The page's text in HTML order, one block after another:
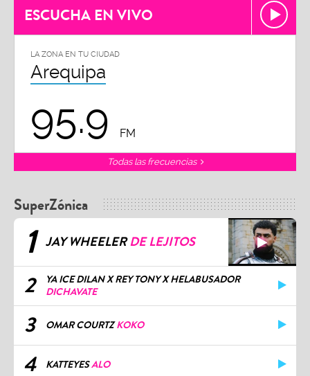
ESCUCHA EN VIVO
LA ZONA EN TU CIUDAD
Arequipa
95.9 FM
Todas las frecuencias
SuperZónica
1 JAY WHEELERDE LEJITOS
2
YA ICE DILAN X REY TONY X HELABUSADOR
DICHAVATE
3 OMAR COURTZKOKO
4 KATTEYESALO